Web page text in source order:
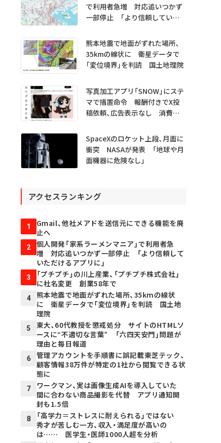
で利用者急増 対応追いつかず
一部停止 「より信頼していた
熊本地震で地面がずれた場所、
35kmの線状に 衛星データで
「変位境界」を判読 国土地理院
写真加工アプリ「SNOW」にステ
マで措置命令 報酬付きでX投
稿依頼、広告表示なし 消費者
SpaceXのロケット上段、月面に
衝突 NASAが発表 「地球や月
面機器に危険なし」
アクセスランキング
1
Gmail、他社メアドを送信元にできる機能を廃
止へ
2
個人開発「家系ラーメンマニア」で利用者急
増 対応追いつかず一部停止 「より信頼して
いただけるアプリに」
3
「プチプチ」の川上産業、「プチプチ株式会社」
に社名変更 創業58年で
4
熊本地震で地面がずれた場所、35kmの線状
に 衛星データで「変位境界」を判読 国土地
理院
5
東大、60代教授を懲戒処分 サイトのHTMLソ
ースに“不適切な言葉” 「六四天安門」問題が
理由と毎日報道
6
管理アカウントを手順書に誤記載――東芝テック、
顧客情報38万件が特定の1社から閲覧できる状
態に
7
ワークマン、実は画像生成AIを導入していた
間に合わない商品撮影を代替 アプリ通知開
封も1.5倍
8
「高学力＝ストレスに耐えられる」ではない
秀才が苦しむ一方、収入・満足度が高いの
は…… 医学生・医師1000人超を分析